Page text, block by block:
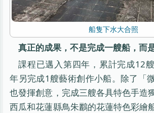
船隻下水大合照
真正的成果，不是完成一艘船，而
課程已邁入第四年，累計完成12
年另完成1艘藝術創作小船。除了「
也發揮創意，完成三艘各具特色手造
西瓜和花蓮縣鳥朱鸝的花蓮特色彩繪